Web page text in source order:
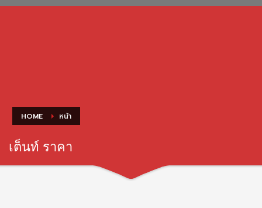
HOME หน้า
เต็นท์ ราคา